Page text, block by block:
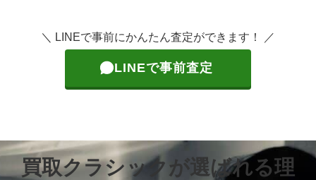
＼ LINEで事前にかんたん査定ができます！ ／
LINEで事前査定
買取クラシックが選ばれる理